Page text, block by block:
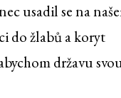
usadil se na
do žlabů a koryt
državu